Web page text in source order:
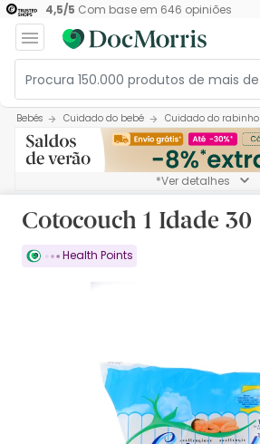
4,5/5 Com base em 646 opiniões
Bebés Cuidado do bebé Cuidado do rabinho
*Ver detalhes
Cotocouch 1 Idade 30
Health Points